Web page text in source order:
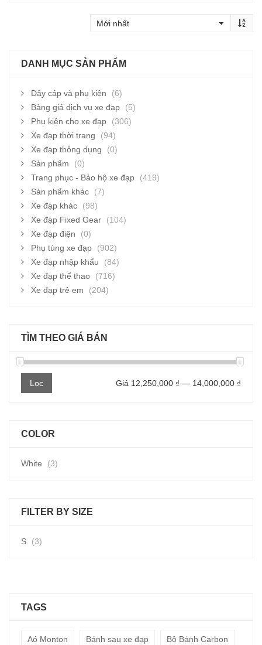
DANH MỤC SẢN PHẨM
Dây cáp và phụ kiện
(6)
Bảng giá dịch vụ xe đạp
(5)
Phụ kiện cho xe đạp
(306)
Xe đạp thời trang
(94)
Xe đạp thông dụng
(0)
Sản phẩm
(0)
Trang phục - Bảo hộ xe đạp
(419)
Sản phẩm khác
(7)
Xe đạp khác
(98)
Xe đạp Fixed Gear
(104)
Xe đạp điện
(0)
Phụ tùng xe đạp
(902)
Xe đạp nhập khẩu
(84)
Xe đạp thể thao
(716)
Xe đạp trẻ em
(204)
TÌM THEO GIÁ BÁN
Giá
Giá
Lọc Giá 12,250,000 ₫ — 14,000,000 ₫
COLOR
White (3)
FILTER BY SIZE
S (3)
TAGS
Aó Monton Bánh sau xe đạp Bộ Bánh Carbon